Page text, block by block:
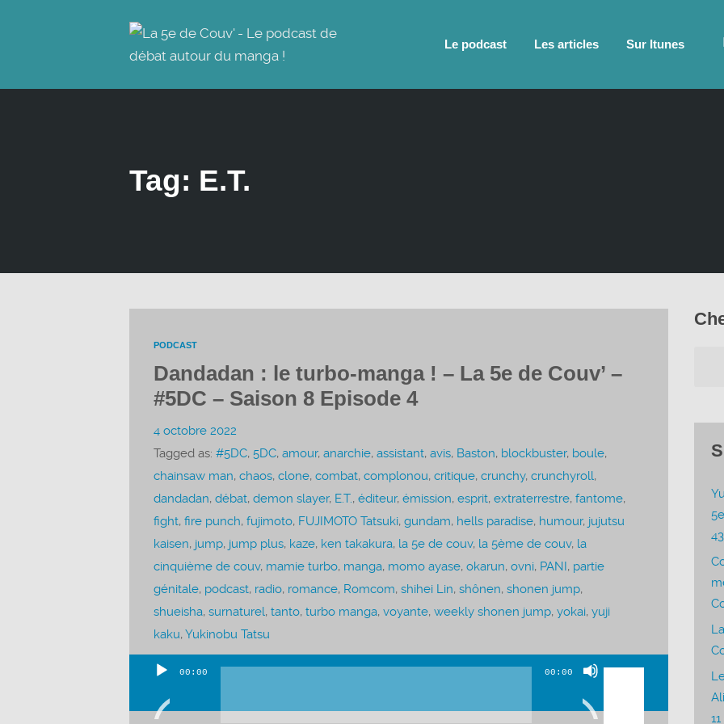
Le podcast Les articles Sur Itunes
Tag: E.T.
PODCAST
Dandadan : le turbo-manga ! – La 5e de Couv’ –
#5DC – Saison 8 Episode 4
4 octobre 2022
Tagged as: #5DC, 5DC, amour, anarchie, assistant, avis, Baston, blockbuster, boule,
chainsaw man, chaos, clone, combat, complonou, critique, crunchy, crunchyroll,
dandadan, débat, demon slayer, E.T., éditeur, émission, esprit, extraterrestre, fantome,
fight, fire punch, fujimoto, FUJIMOTO Tatsuki, gundam, hells paradise, humour, jujutsu
kaisen, jump, jump plus, kaze, ken takakura, la 5e de couv, la 5ème de couv, la
cinquième de couv, mamie turbo, manga, momo ayase, okarun, ovni, PANI, partie
génitale, podcast, radio, romance, Romcom, shihei Lin, shônen, shonen jump,
shueisha, surnaturel, tanto, turbo manga, voyante, weekly shonen jump, yokai, yuji
kaku, Yukinobu Tatsu
Lecteur
audio
00:00 00:00
Utilisez
flèches
43